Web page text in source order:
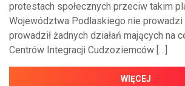
protestach społecznych przeciw takim
Województwa Podlaskiego nie prowadzi
prowadził żadnych działań mających na
Centrów Integracji Cudzoziemców […]
WIĘCEJ